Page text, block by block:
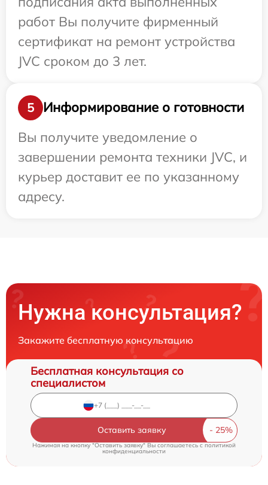
работ Вы получите фирменный
сертификат на ремонт устройства
JVC сроком до 3 лет.
5
Информирование о готовности
Вы получите уведомление о
завершении ремонта техники JVC, и
курьер доставит ее по указанному
адресу.
Нужна консультация?
Закажите бесплатную консультацию
Бесплатная консультация со
специалистом
Оставить заявку
Нажимая на кнопку "Оставить заявку" Вы соглашаетесь cполитикой
конфиденциальности